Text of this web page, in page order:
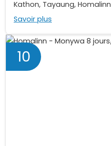
Kathon, Tayaung, Homalinn
Savoir plus
10